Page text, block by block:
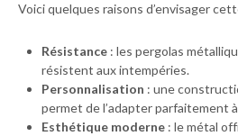
Voici quelques raisons d’envisager
Résistance : les pergolas
résistent aux intempéries.
Personnalisation : une
permet de l’adapter parfaitement
Esthétique moderne : le métal